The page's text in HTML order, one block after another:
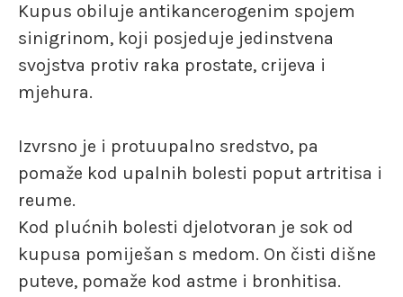
Kupus obiluje antikancerogenim spojem
sinigrinom, koji posjeduje jedinstvena
svojstva protiv raka prostate, crijeva i
mjehura.
Izvrsno je i protuupalno sredstvo, pa
pomaže kod upalnih bolesti poput artritisa i
reume.
Kod plućnih bolesti djelotvoran je sok od
kupusa pomiješan s medom. On čisti dišne
puteve, pomaže kod astme i bronhitisa.